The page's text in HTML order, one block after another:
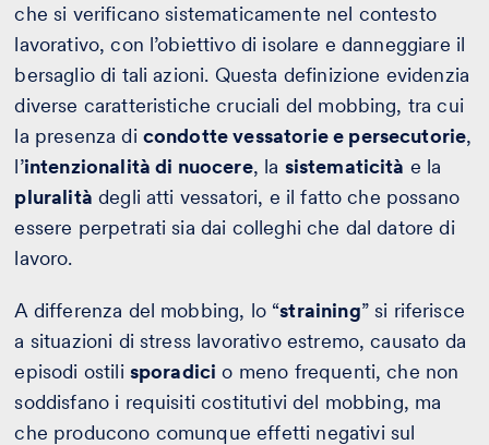
che si verificano sistematicamente nel contesto
lavorativo, con l’obiettivo di isolare e danneggiare il
bersaglio di tali azioni. Questa definizione evidenzia
diverse caratteristiche cruciali del mobbing, tra cui
la presenza di condotte vessatorie e persecutorie,
l’intenzionalità di nuocere, la sistematicità e la
pluralità degli atti vessatori, e il fatto che possano
essere perpetrati sia dai colleghi che dal datore di
lavoro.
A differenza del mobbing, lo “straining” si riferisce
a situazioni di stress lavorativo estremo, causato da
episodi ostili sporadici o meno frequenti, che non
soddisfano i requisiti costitutivi del mobbing, ma
che producono comunque effetti negativi sul